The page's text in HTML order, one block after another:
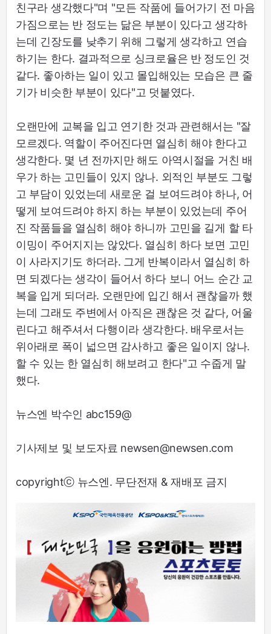
친구라 생각했다"며 "모든 작품에 들어가기 전 마음
가짐으로는 반 정도는 닮은 부분이 있다고 생각하
는데 긴장도를 낮추기 위해 그렇게 생각하고 연습
하기는 한다. 결과적으로 싱크로율은 반 정도인 것
같다. 좋아하는 일이 있고 몰입해있는 모습은 큰 줄
기가 비슷한 부분이 있다"고 덧붙였다.
오랜만에 교복을 입고 연기한 것과 관련해서는 "잘
모르겠다. 역할이 주어진다면 열심히 해야 한다고
생각한다. 몇 년 전까지만 해도 아역시절을 거친 배
우가 하는 고민들이 있지 않나. 외적인 부분도 그렇
고 부담이 있었는데 새로운 걸 보여드려야 하나, 어
떻게 보여드려야 하지 하는 부분이 있었는데 주어
진 작품들을 열심히 해야 하니까 고민을 길게 할 타
이밍이 주어지지는 않았다. 열심히 하다 보면 고민
이 사라지기도 하더라. 그게 반복이라서 열심히 하
면 되겠다는 생각이 들어서 하다 보니 어느 순간 교
복을 입게 되더라. 오랜만에 입긴 해서 괜찮을까 했
는데 그래도 주변에서 아직은 괜찮은 것 같다, 어울
린다고 해주셔서 다행이라 생각한다. 배우로서는
위아래로 폭이 넓으면 감사하고 좋은 일이지 않나.
할 수 있는 한 열심히 해보려고 한다"고 수줍게 말
했다.
뉴스엔 박수인 abc159@
기사제보 및 보도자료 newsen@newsen.com
copyrightⓒ 뉴스엔. 무단전재 & 재배포 금지